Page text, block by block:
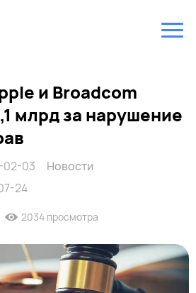
и Broadcom
млрд за нарушение
02-03
24
Новости
2034 просмотра